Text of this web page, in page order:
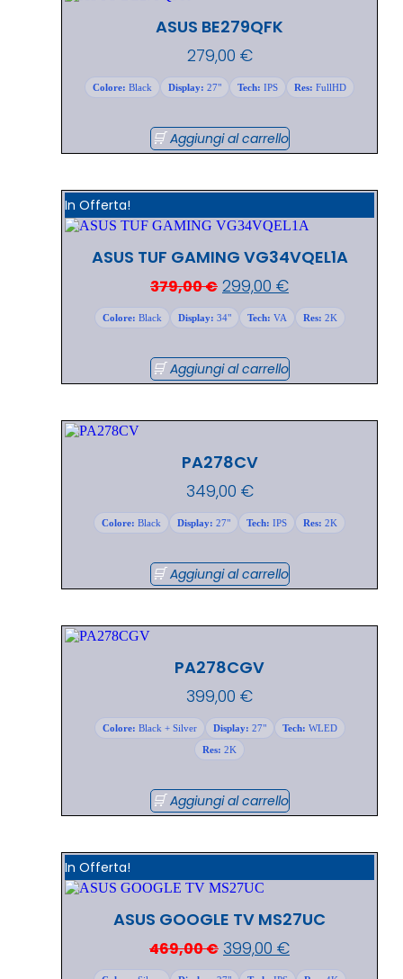
ASUS BE279QFK
279,00 €
Colore: Black Display: 27" Tech: IPS Res: FullHD
Aggiungi al carrello
In Offerta!
ASUS TUF GAMING VG34VQEL1A
379,00€ 299,00 €
Colore: Black Display: 34" Tech: VA Res: 2K
Aggiungi al carrello
PA278CV
349,00 €
Colore: Black Display: 27" Tech: IPS Res: 2K
Aggiungi al carrello
PA278CGV
399,00 €
Colore: Black + Silver Display: 27" Tech: WLED
Res: 2K
Aggiungi al carrello
In Offerta!
ASUS GOOGLE TV MS27UC
469,00€ 399,00 €